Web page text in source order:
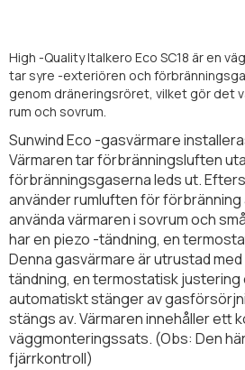
High -Quality Italkero Eco SC18 är en
tar syre -exteriören och
genom dräneringsröret, vilket gör det
rum och sovrum.
Sunwind Eco -gasvärmare
Värmaren tar förbränningsluften
förbränningsgaserna leds ut.
använder rumluften för
använda värmaren i sovrum och
har en piezo -tändning, en
Denna gasvärmare är utrustad
tändning, en termostatisk justering
automatiskt stänger av
stängs av. Värmaren innehåller ett
väggmonteringssats. (Obs: Den
fjärrkontroll)